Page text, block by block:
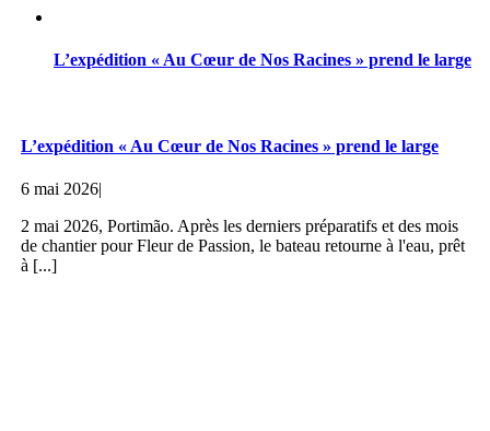
L’expédition « Au Cœur de Nos Racines » prend le large
L’expédition « Au Cœur de Nos Racines » prend le large
6 mai 2026|
2 mai 2026, Portimão. Après les derniers préparatifs et des mois
de chantier pour Fleur de Passion, le bateau retourne à l'eau, prêt
à [...]